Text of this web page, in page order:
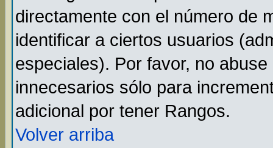
directamente con el número de
identificar a ciertos usuarios
especiales). Por favor, no
innecesarios sólo para
adicional por tener Rangos.
Volver arriba